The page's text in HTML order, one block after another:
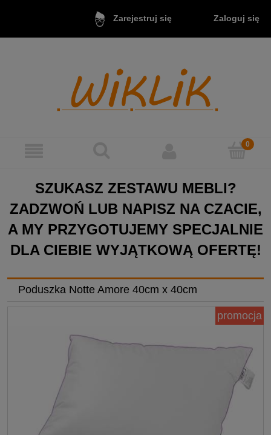
Zarejestruj się Zaloguj się
SZUKASZ ZESTAWU MEBLI?
ZADZWOŃ LUB NAPISZ NA CZACIE,
A MY PRZYGOTUJEMY SPECJALNIE
DLA CIEBIE WYJĄTKOWĄ OFERTĘ!
Poduszka Notte Amore 40cm x 40cm
promocja